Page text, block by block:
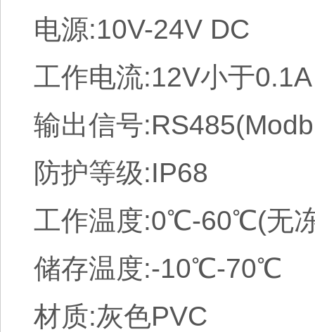
电源:10V-24V DC
工作电流:12V小于0.1A
输出信号
防护等级:IP68
工作温度:0℃-60℃(无
储存温度:-10℃-70℃
材质:灰色PVC